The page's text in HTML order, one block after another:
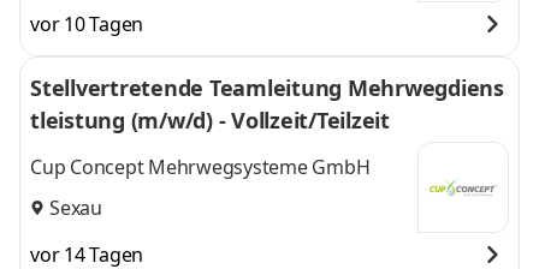
vor 10 Tagen
Stellvertretende Teamleitung Mehrwegdiens
tleistung (m/w/d) - Vollzeit/Teilzeit
Cup Concept Mehrwegsysteme GmbH
Sexau
vor 14 Tagen